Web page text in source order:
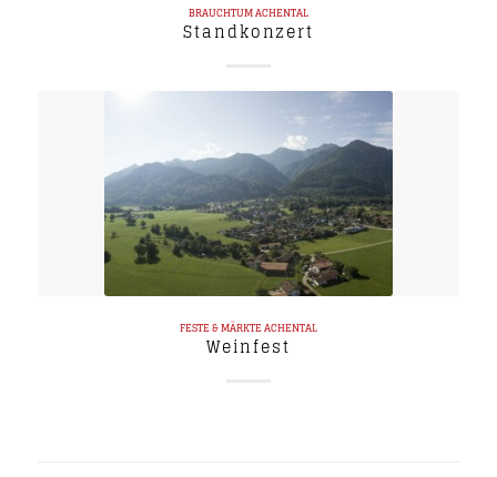
BRAUCHTUMACHENTAL
Standkonzert
FESTE & MÄRKTEACHENTAL
Weinfest